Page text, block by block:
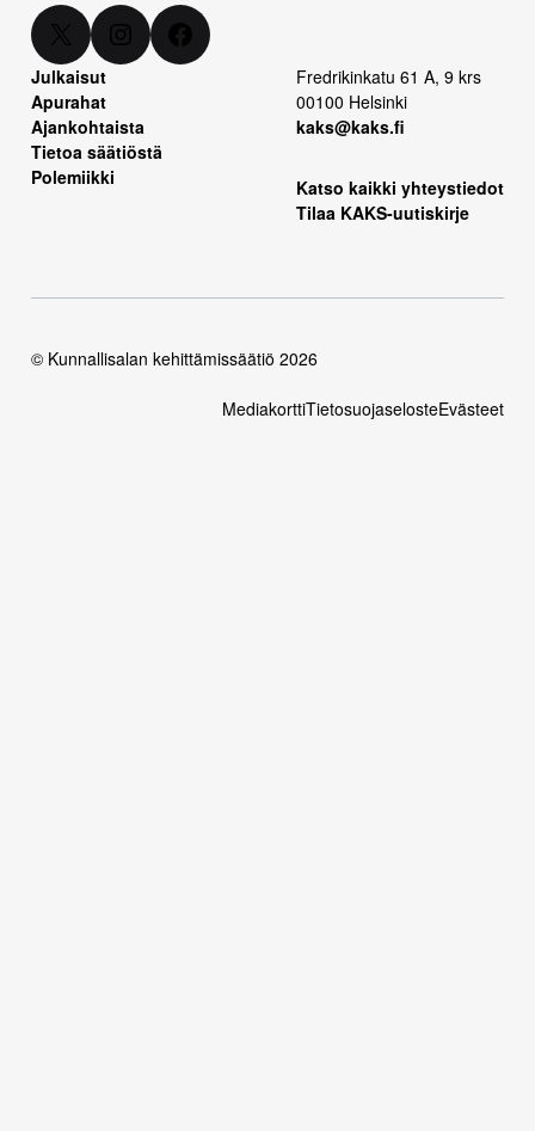
X Instagram Facebook
Julkaisut
Apurahat
Ajankohtaista
Tietoa säätiöstä
Polemiikki
Fredrikinkatu 61 A, 9 krs
00100 Helsinki
kaks@kaks.fi
Katso kaikki yhteystiedot
Tilaa KAKS-uutiskirje
© Kunnallisalan kehittämissäätiö 2026
MediakorttiTietosuojaselosteEvästeet